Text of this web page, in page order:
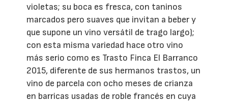
violetas; su boca es fresca, con taninos
marcados pero suaves que invitan a beber y
que supone un vino versátil de trago largo);
con esta misma variedad hace otro vino
más serio como es Trasto Finca El Barranco
2015, diferente de sus hermanos trastos, un
vino de parcela con ocho meses de crianza
en barricas usadas de roble francés en cuya